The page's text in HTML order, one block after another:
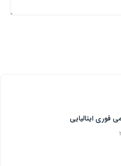
فوری ایتالیایی